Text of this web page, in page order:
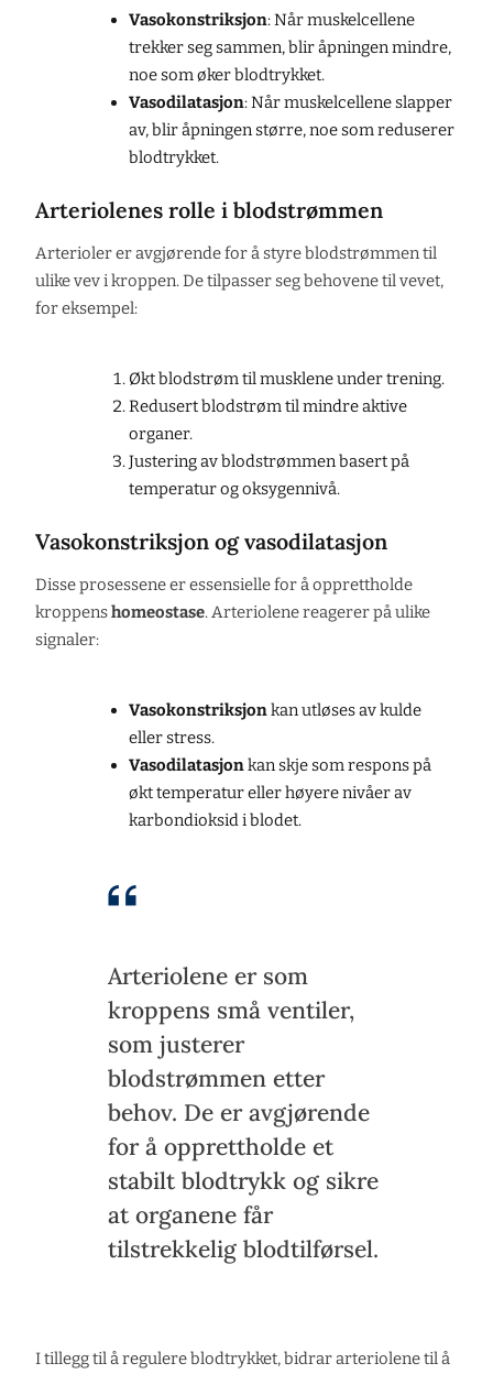
Vasokonstriksjon: Når muskelcellene
trekker seg sammen, blir åpningen mindre,
noe som øker blodtrykket.
Vasodilatasjon: Når muskelcellene slapper
av, blir åpningen større, noe som reduserer
blodtrykket.
Arteriolenes rolle i blodstrømmen
Arterioler er avgjørende for å styre blodstrømmen til
ulike vev i kroppen. De tilpasser seg behovene til vevet,
for eksempel:
Økt blodstrøm til musklene under trening.
Redusert blodstrøm til mindre aktive
organer.
Justering av blodstrømmen basert på
temperatur og oksygennivå.
Vasokonstriksjon og vasodilatasjon
Disse prosessene er essensielle for å opprettholde
kroppenshomeostase. Arteriolene reagerer på ulike
signaler:
Vasokonstriksjonkan utløses av kulde
eller stress.
Vasodilatasjonkan skje som respons på
økt temperatur eller høyere nivåer av
karbondioksid i blodet.
Arteriolene er som
kroppens små ventiler,
som justerer
blodstrømmen etter
behov. De er avgjørende
for å opprettholde et
stabilt blodtrykk og sikre
at organene får
tilstrekkelig blodtilførsel.
I tillegg til å regulere blodtrykket, bidrar arteriolene til å